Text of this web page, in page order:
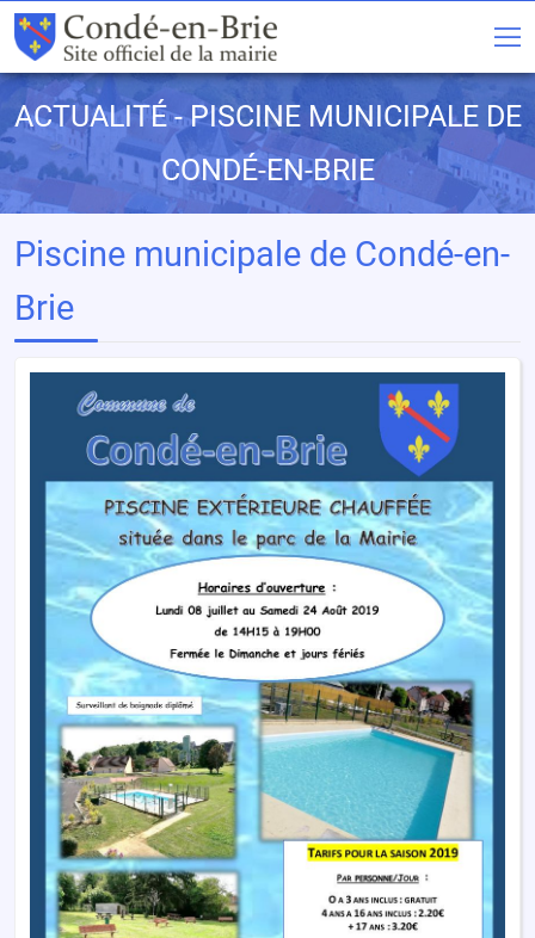
ACTUALITÉ - PISCINE MUNICIPALE DE
CONDÉ-EN-BRIE
Piscine municipale de Condé-en-
Brie